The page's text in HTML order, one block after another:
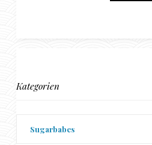
Kategorien
Sugarbabes